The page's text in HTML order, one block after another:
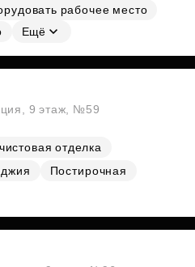
рабочее место
Ещё
9 этаж, №59
отделка
Постирочная